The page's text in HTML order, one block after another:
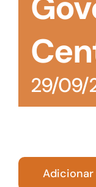
Para os
29/09/
Adicionar